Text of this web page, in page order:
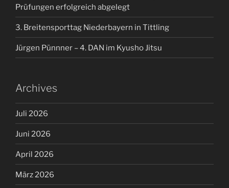
Prüfungen erfolgreich abgelegt
3. Breitensporttag Niederbayern in Tittling
Jürgen Pünnner – 4. DAN im Kyusho Jitsu
Archives
Juli 2026
Juni 2026
April 2026
März 2026